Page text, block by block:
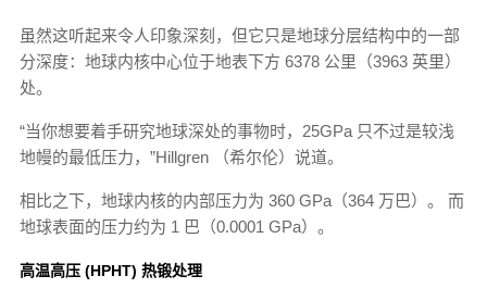
虽然这听起来令人印象深刻，但它只是地球分层结构中的一部
分深度：地球内核中心位于地表下方 6378 公里（3963 英里）
处。
“当你想要着手研究地球深处的事物时，25GPa 只不过是较浅
地幔的最低压力，”Hillgren （希尔伦）说道。
相比之下，地球内核的内部压力为 360 GPa（364 万巴）。 而
地球表面的压力约为 1 巴（0.0001 GPa）。
高温高压 (HPHT) 热锻处理